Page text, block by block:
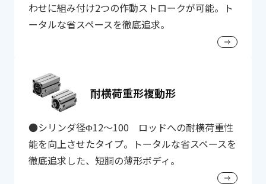
わせに組み付け2つの作動ストロークが可能。ト
ータルな省スペースを徹底追求。
耐横荷重形複動形
●シリンダ径Φ12～100 ロッドへの耐横荷重性
能を向上させたタイプ。トータルな省スペースを
徹底追求した、短胴の薄形ボディ。